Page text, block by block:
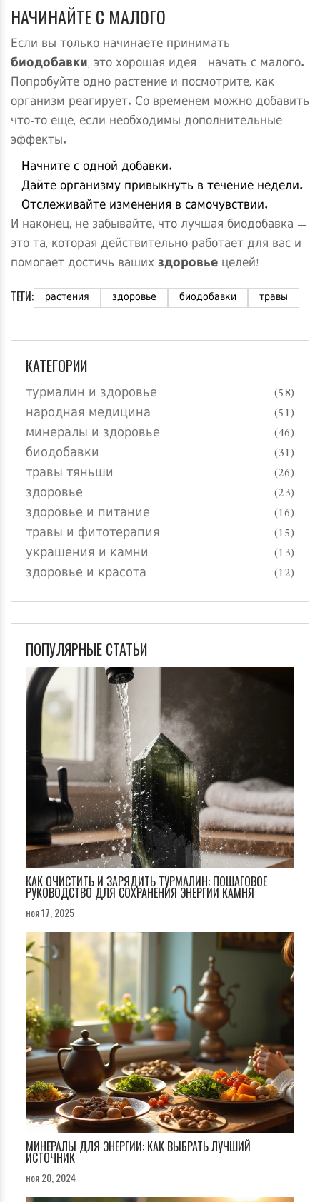
НАЧИНАЙТЕ С МАЛОГО
Если вы только начинаете принимать
биодобавки, это хорошая идея - начать с малого.
Попробуйте одно растение и посмотрите, как
организм реагирует. Со временем можно добавить
что-то еще, если необходимы дополнительные
эффекты.
Начните с одной добавки.
Дайте организму привыкнуть в течение недели.
Отслеживайте изменения в самочувствии.
И наконец, не забывайте, что лучшая биодобавка —
это та, которая действительно работает для вас и
помогает достичь вашихздоровье целей!
ТЕГИ: растения здоровье биодобавки травы
КАТЕГОРИИ
турмалин и здоровье (58)
народная медицина (51)
минералы и здоровье (46)
биодобавки (31)
травы тяньши (26)
здоровье (23)
здоровье и питание (16)
травы и фитотерапия (15)
украшения и камни (13)
здоровье и красота (12)
ПОПУЛЯРНЫЕ СТАТЬИ
КАК ОЧИСТИТЬ И ЗАРЯДИТЬ ТУРМАЛИН: ПОШАГОВОЕ
РУКОВОДСТВО ДЛЯ СОХРАНЕНИЯ ЭНЕРГИИ КАМНЯ
ноя 17, 2025
МИНЕРАЛЫ ДЛЯ ЭНЕРГИИ: КАК ВЫБРАТЬ ЛУЧШИЙ
ИСТОЧНИК
ноя 20, 2024